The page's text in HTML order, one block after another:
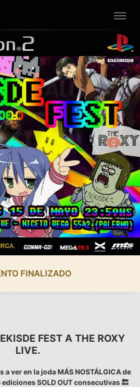
FINALIZADO
FEST A THE ROXY
LIVE.
ver en la joda MÁS NOSTÁLGICA de
SOLD OUT consecutivas 🔙